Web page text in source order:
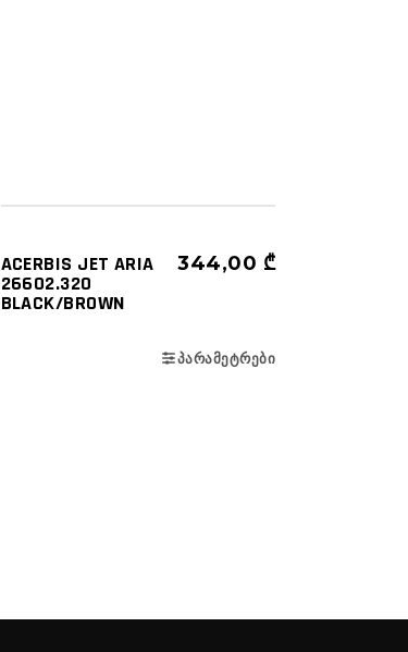
ACERBIS JET ARIA
26602.320
BLACK/BROWN
344,00 ₾
ᲞᲐᲠᲐᲛᲔᲢᲠᲔᲑᲘ